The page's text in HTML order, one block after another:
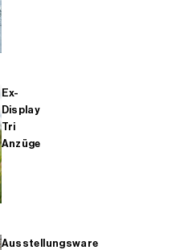
Ex-
Display
Tri
Anzüge
Ausstellungsware